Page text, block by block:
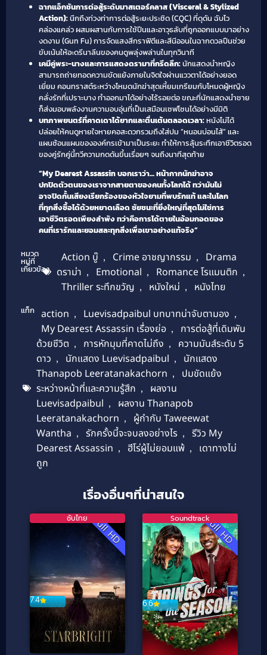
ฉากแอ็กชันการต่อสู้ระดับมาสเตอร์คลาส (Visceral & Stylized
Action):นึกถึงท่วงท่าการต่อสู้ระยะประชิด (CQC) ที่ดุดัน ฉับไว
คล่องแคล่ว ผสมผสานกับการใช้ปืนและอาวุธลับที่ถูกออกแบบมาอย่าง
งดงาม (Gun Fu) การจัดแสงสีกราฟิตีและสีนีออนในฉากดวลปืนช่วย
ขับเน้นให้อะดรีนาลีนของคนดูพลุ่งพล่านในทุกวินาที
เคมีคู่พระ-นางและการแสดงดรามาที่กรีดลึก:นักแสดงนำหญิง
สามารถถ่ายทอดความขัดแย้งภายในจิตใจผ่านแววตาได้อย่างยอด
เยี่ยม คอนทราสต์ระหว่างโหมดนักฆ่าสุดเหี้ยมเกรียมกับโหมดผู้หญิง
คลั่งรักที่เปราะบาง ทำออกมาได้อย่างไร้รอยต่อ ขณะที่นักแสดงนำชาย
ก็ส่งมอบพลังงานความอบอุ่นที่เป็นเสมือนเซฟโซนได้อย่างมีมิติ
บทภาพยนตร์ที่คาดเดาได้ยากและตื่นเต้นตลอดเวลา:หนังไม่ได้
ปล่อยให้คนดูหายใจหายคอสะดวกรวมถึงใส่ปม “หนอนบ่อนไส้” และ
แผนซ้อนแผนขององค์กรเข้ามาเป็นระยะ ทำให้การลุ้นระทึกเอาชีวิตรอด
ของคู่รักคู่นี้ทวีความกดดันขึ้นเรื่อยๆ จนถึงนาทีสุดท้าย
“My Dearest Assassin บอกเราว่า… หน้ากากนักฆ่าอาจ
ปกปิดตัวตนของเราจากสายตาของคนทั้งโลกได้ ทว่ามันไม่
อาจปิดกั้นเสียงเรียกร้องของหัวใจยามที่พบรักแท้ และในโลก
ที่ทุกสิ่งซื้อได้ด้วยหยาดเลือด ชัยชนะที่ยิ่งใหญ่ที่สุดไม่ใช่การ
เอาชีวิตรอดเพียงลำพัง ทว่าคือการได้ตายในอ้อมกอดของ
คนที่เรารักและยอมสละทุกสิ่งเพื่อเขาอย่างแท้จริง”
หมวด
หมู่ที่
เกี่ยวข้อง
Action บู๊ , Crime อาชญากรรม ,
Drama
ดราม่า , Emotional , Romance โรแมนติก ,
Thriller ระทึกขวัญ , หนังใหม่ , หนังไทย
แท็ก action , Luevisadpaibul บทบาทน่าจับตามอง ,
My Dearest Assassin เรื่องย่อ ,
การต่อสู้ที่เดิมพัน
ด้วยชีวิต , การหักมุมที่คาดไม่ถึง ,
ความมันส์ระดับ 5
ดาว , นักแสดง Luevisadpaibul ,
นักแสดง
Thanapob Leeratanakachorn ,
ปมขัดแย้ง
ระหว่างหน้าที่และความรู้สึก ,
ผลงาน
Luevisadpaibul ,
ผลงาน Thanapob
Leeratanakachorn ,
ผู้กำกับ Taweewat
Wantha , รักครั้งนี้จะจบลงอย่างไร ,
รีวิว My
Dearest Assassin , ฮีโร่ผู้ไม่ยอมแพ้ ,
เดาทางไม่
ถูก
เรื่องอื่นๆที่น่าสนใจ
Full HD
7.4
ซับไทย Full HD
6.6
Soundtrack